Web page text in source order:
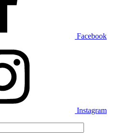
Facebook
Instagram